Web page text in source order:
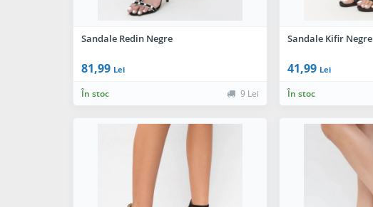
Sandale Redin Negre
81,99 Lei
În stoc 9 Lei
Sandale Kifir Negre
41,99 Lei
În stoc